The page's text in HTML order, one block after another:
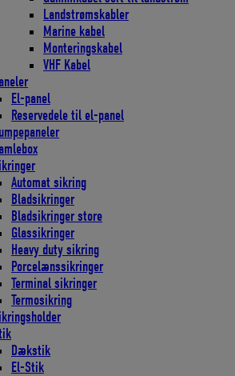
Landstrømskabler
Marine kabel
Monteringskabel
VHF Kabel
El-panel
Reservedele til el-panel
Automat sikring
Bladsikringer
Bladsikringer store
Glassikringer
Heavy duty sikring
Porcelænssikringer
Terminal sikringer
Termosikring
Dækstik
El-Stik